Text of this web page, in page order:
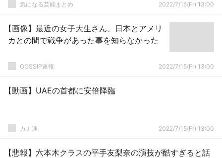
気になる芸能まとめ 2022/7/15(Fr) 13:00
【画像】最近の女子大生さん、日本とアメリ
カとの間で戦争があった事を知らなかった
GOSSIP速報 2022/7/15(Fr) 13:00
【動画】UAEの首都に安倍降臨
カナ速 2022/7/15(Fr) 13:00
【悲報】六本木クラスの平手友梨奈の演技が酷すぎると話